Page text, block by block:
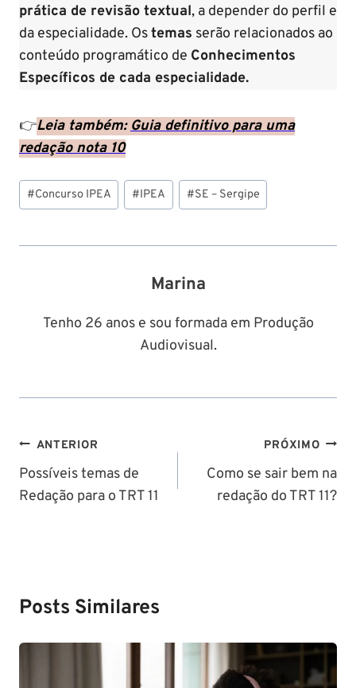
prática de revisão textual, a depender do perfil e
da especialidade. Ostemas serão relacionados ao
conteúdo programático de Conhecimentos
Específicos de cada especialidade.
👉Leia também:Guia definitivo para uma
redação nota 10
Tags
do
#Concurso IPEA #IPEA #SE – Sergipe
Marina
Tenho 26 anos e sou formada em Produção
Audiovisual.
Navegação
de
Post
ANTERIOR
Possíveis temas de
Redação para o TRT 11
PRÓXIMO
Como se sair bem na
redação do TRT 11?
Posts Similares